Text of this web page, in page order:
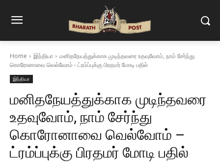
Home இந்தியா
மனிதநேயத்துக்காக முடிந்தவரை உதவுவோம், நாம் சேர்ந்து
கொரோனாவை வெல்வோம் - ட்ரம்ப்புக்கு பிரதமர் மோடி பதில்
இந்தியா
மனிதநேயத்துக்காக முடிந்தவரை
உதவுவோம், நாம் சேர்ந்து
கொரோனாவை வெல்வோம் –
ட்ரம்ப்புக்கு பிரதமர் மோடி பதில்